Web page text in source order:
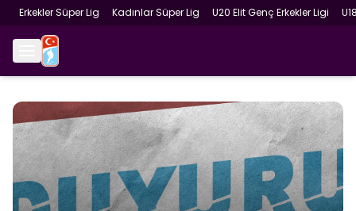
Erkekler Süper Lig Kadınlar Süper Lig U20 Elit Genç Erkekler Ligi